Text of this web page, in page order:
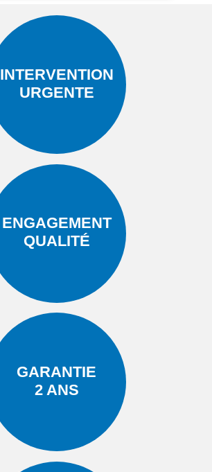
INTERVENTION
URGENTE
ENGAGEMENT
QUALITÉ
GARANTIE
2 ANS